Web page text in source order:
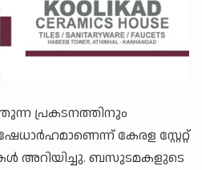
പ്രകടനത്തിനും
കേരള സ്റ്റേറ്റ്
അറിയിച്ചു. ബസുടമകളുടെ